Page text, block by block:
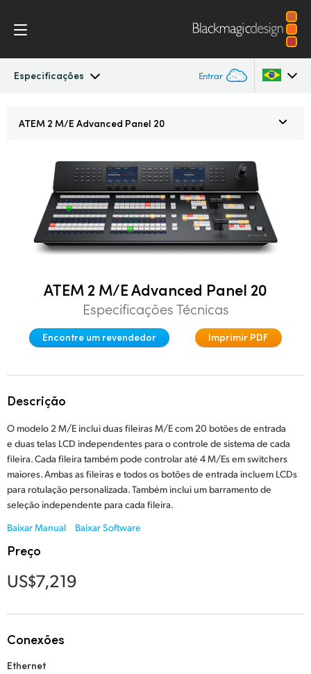
Especificações Entrar
Recursos
Controle por Software
Camera Control
Especificações
Austria
Brazil
Canada
Denmark
India
Italy
Japan
Korea
ATEM 2 M/E Advanced Panel 20
ATEM 2 M/E Advanced Panel 20
Especificações Técnicas
Encontre um revendedor Imprimir PDF
Descrição
O modelo 2 M/E inclui duas fileiras M/E com 20 botões de entrada
e duas telas LCD independentes para o controle de sistema de cada
fileira. Cada fileira também pode controlar até 4 M/Es em switchers
maiores. Ambas as fileiras e todos os botões de entrada incluem LCDs
para rotulação personalizada. Também inclui um barramento de
seleção independente para cada fileira.
Baixar Manual
Baixar Software
Preço
US$7,219
Conexões
Ethernet